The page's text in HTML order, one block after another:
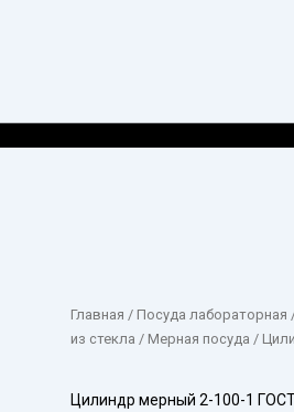
Главная / Посуда лабораторная
из стекла / Мерная посуда /
Цилиндр мерный 2-100-1